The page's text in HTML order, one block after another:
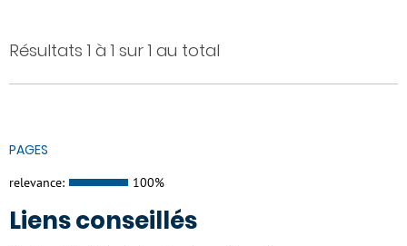
Résultats 1 à 1 sur 1 au total
PAGES
relevance: 100%
Liens conseillés